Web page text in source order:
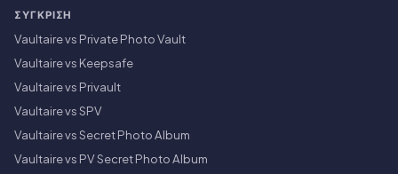
ΣΎΓΚΡΙΣΗ
Vaultaire vs Private Photo Vault
Vaultaire vs Keepsafe
Vaultaire vs Privault
Vaultaire vs SPV
Vaultaire vs Secret Photo Album
Vaultaire vs PV Secret Photo Album